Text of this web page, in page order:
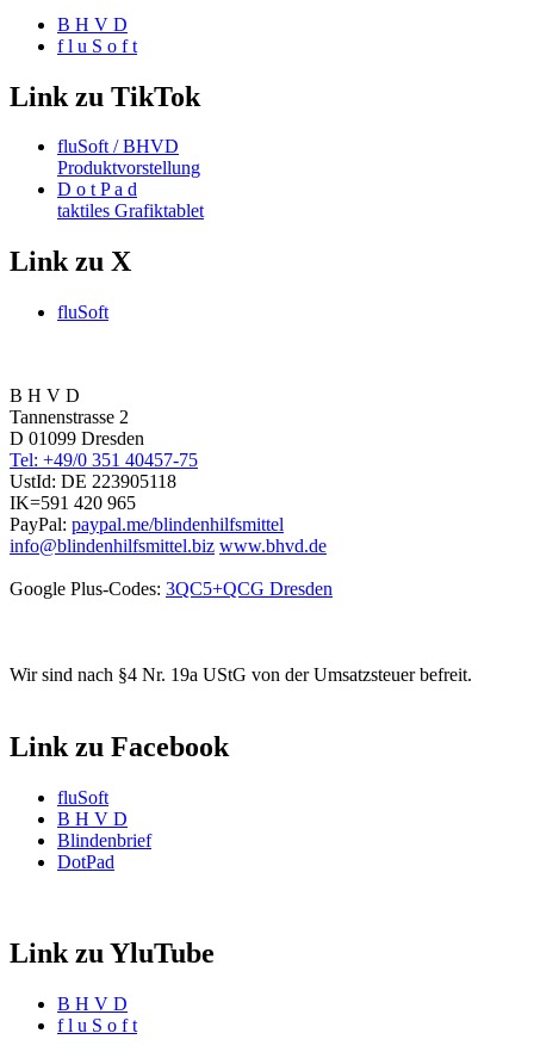
B H V D
f l u S o f t
Link zu TikTok
fluSoft / BHVD
Produktvorstellung
D o t P a d
taktiles Grafiktablet
Link zu X
fluSoft
B H V D
Tannenstrasse 2
D 01099 Dresden
Tel: +49/0 351 40457-75
UstId: DE 223905118
IK=591 420 965
PayPal: paypal.me/blindenhilfsmittel
info@blindenhilfsmittel.biz www.bhvd.de
Google Plus-Codes: 3QC5+QCG Dresden
Wir sind nach §4 Nr. 19a UStG von der Umsatzsteuer befreit.
Link zu Facebook
fluSoft
B H V D
Blindenbrief
DotPad
Link zu YluTube
B H V D
f l u S o f t